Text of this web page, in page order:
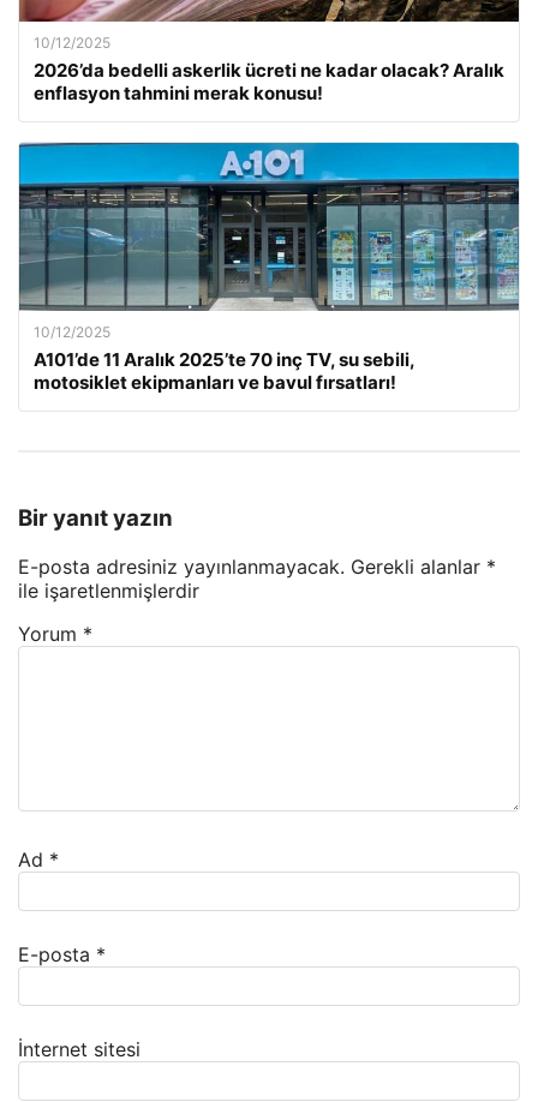
10/12/2025
2026’da bedelli askerlik ücreti ne kadar olacak? Aralık
enflasyon tahmini merak konusu!
10/12/2025
A101’de 11 Aralık 2025’te 70 inç TV, su sebili,
motosiklet ekipmanları ve bavul fırsatları!
Bir yanıt yazın
E-posta adresiniz yayınlanmayacak. Gerekli alanlar *
ile işaretlenmişlerdir
Yorum *
Ad *
E-posta *
İnternet sitesi